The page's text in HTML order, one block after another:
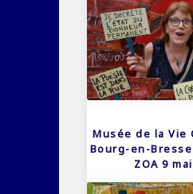
Musée de la Vie
Bourg-en-
ZOA 9